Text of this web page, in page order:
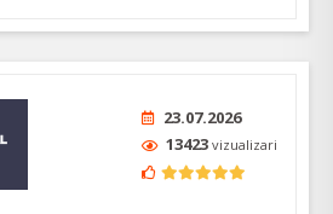
23.07.2026
13423 vizualizari